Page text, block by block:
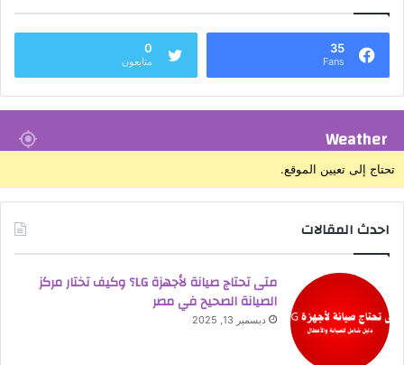
35
Fans
0
متابعون
Weather
تحتاج إلى تعيين الموقع.
احدث المقالات
متى تحتاج صيانة لأجهزة LG؟ وكيف تختار مركز
الصيانة الصحيح في مصر
ديسمبر 13, 2025